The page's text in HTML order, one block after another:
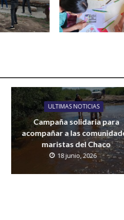
ULTIMAS NOTICIAS
Campaña solidaria para
acompañar a las
maristas del Chaco
18 junio, 2026